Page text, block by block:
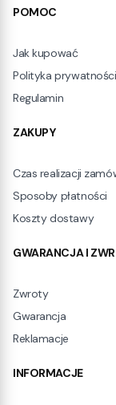
POMOC
Jak kupować
Polityka prywatności
Regulamin
ZAKUPY
Czas realizacji
Sposoby płatności
Koszty dostawy
GWARANCJA I
Zwroty
Gwarancja
Reklamacje
INFORMACJE